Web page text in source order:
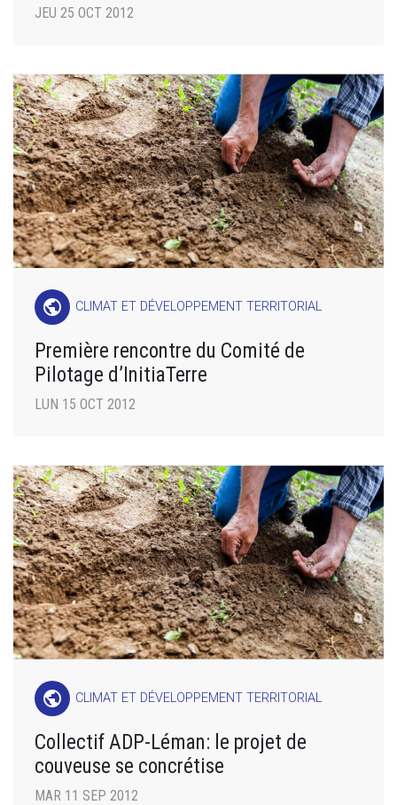
JEU 25 OCT 2012
public CLIMAT ET DÉVELOPPEMENT TERRITORIAL
Première rencontre du Comité de
Pilotage d’InitiaTerre
LUN 15 OCT 2012
public CLIMAT ET DÉVELOPPEMENT TERRITORIAL
Collectif ADP-Léman: le projet de
couveuse se concrétise
MAR 11 SEP 2012